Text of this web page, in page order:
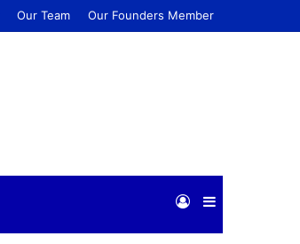
Our Team Our Founders Member
Log